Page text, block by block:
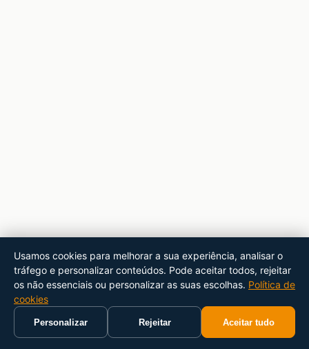
Usamos cookies para melhorar a sua experiência, analisar o
tráfego e personalizar conteúdos. Pode aceitar todos, rejeitar
os não essenciais ou personalizar as suas escolhas. Política de
cookies
Personalizar Rejeitar Aceitar tudo